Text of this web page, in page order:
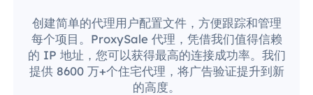
创建简单的代理用户配置文件，方便跟踪和管理
每个项目。ProxySale 代理，凭借我们值得信赖
的 IP 地址，您可以获得最高的连接成功率。我们
提供 8600 万+个住宅代理，将广告验证提升到新
的高度。